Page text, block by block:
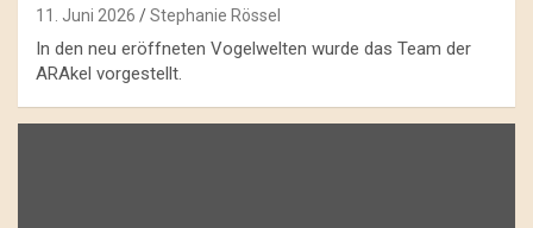
11. Juni 2026 Stephanie Rössel
In den neu eröffneten Vogelwelten wurde das Team der
ARAkel vorgestellt.